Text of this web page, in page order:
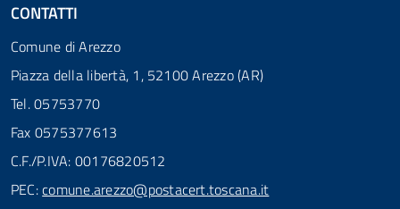
CONTATTI
Comune di Arezzo
Piazza della libertà, 1, 52100 Arezzo (AR)
Tel. 05753770
Fax 0575377613
C.F./P.IVA: 00176820512
PEC:comune.arezzo@postacert.toscana.it